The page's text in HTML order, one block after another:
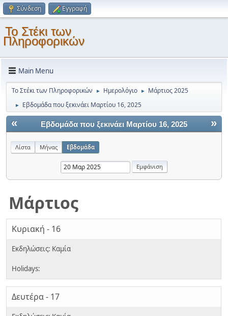
Σύνδεση Εγγραφή
Το Στέκι των
Πληροφορικών
Main Menu
Το Στέκι των Πληροφορικών ► Ημερολόγιο ► Μάρτιος 2025
► Εβδομάδα που ξεκινάει Μαρτίου 16, 2025
« »
Εβδομάδα που ξεκινάει Μαρτίου 16, 2025
Λίστα Μήνας Εβδομάδα
Μάρτιος
Κυριακή - 16
Δευτέρα - 17